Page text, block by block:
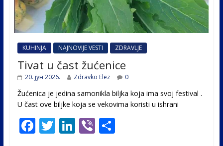
KUHINJA NAJNOVIJE VESTI ZDRAVLJE
Tivat u čast žućenice
20. јун 2026. Zdravko Elez 0
Žućenica je jedina samonikla biljka koja ima svoj festival .
U čast ovе biljke koja se vekovima koristi u ishrani
F T Li Vi S